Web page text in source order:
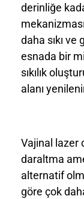
derinliğe
daha sıkı
esnada bir
sıkılık
alanı
Vajinal lazer
daraltma
alternatif
göre çok